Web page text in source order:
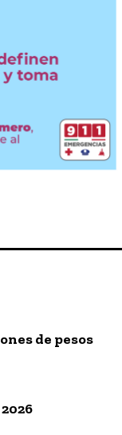
de pesos